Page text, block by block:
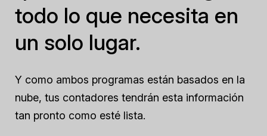
todo lo que necesita en
un solo lugar.
Y como ambos programas están basados en la
nube, tus contadores tendrán esta información
tan pronto como esté lista.